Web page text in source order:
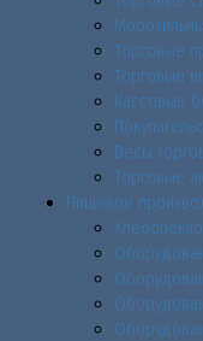
Торговые
Торговые
Кассовые
Весы
Торговые
Пищевое